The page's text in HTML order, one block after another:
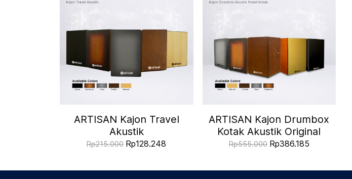
ARTISAN Kajon Travel
Akustik
Rp215.000 Rp128.248
ARTISAN Kajon Drumbox
Kotak Akustik Original
Rp555.000 Rp386.185